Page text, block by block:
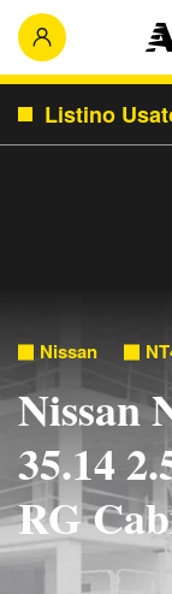
Listino
Nissan
Nissan
35.14
RG